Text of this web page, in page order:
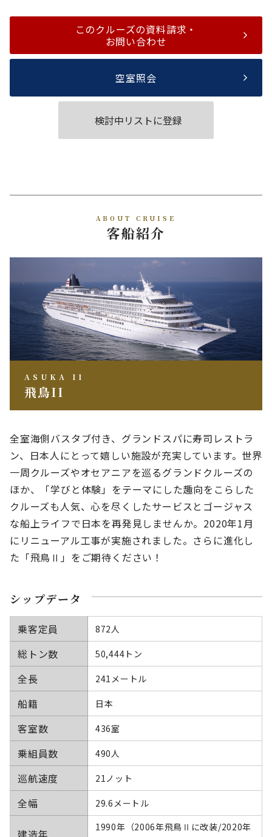
このクルーズの資料請求・
お問い合わせ
空室照会
検討中リストに登録
ABOUT CRUISE
客船紹介
ASUKA II
飛鳥II
全室海側バスタブ付き、グランドスパに寿司レストラ
ン、日本人にとって嬉しい施設が充実しています。世界
一周クルーズやオセアニアを巡るグランドクルーズの
ほか、「学びと体験」をテーマにした趣向をこらした
クルーズも人気、心を尽くしたサービスとゴージャス
な船上ライフで日本を再発見しませんか。 2020年1月
にリニューアル工事が実施されました。さらに進化し
た「飛鳥Ⅱ」をご期待ください！
シップデータ
乗客定員 872人
総トン数 50,444トン
全長 241メートル
船籍 日本
客室数 436室
乗組員数 490人
巡航速度 21ノット
全幅 29.6メートル
建造年
1990年（2006年飛鳥Ⅱに改装/2020年